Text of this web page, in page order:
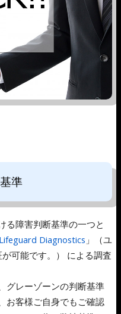
準
る障害判断基準の一つと
Diagnostics 」（ユ
可能です。） による調査
グレーゾーンの判断基準
お客様ご自身でもご確認